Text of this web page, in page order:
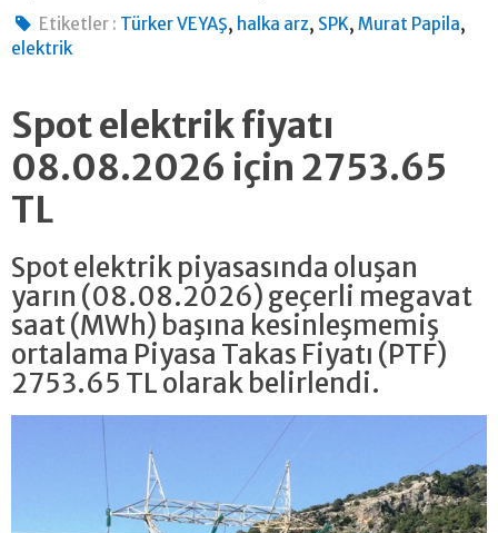
Etiketler : Türker VEYAŞ, halka arz, SPK,Murat Papila,
elektrik
Spot elektrik fiyatı
08.08.2026 için 2753.65
TL
Spot elektrik piyasasında oluşan
yarın (08.08.2026) geçerli megavat
saat (MWh) başına kesinleşmemiş
ortalama Piyasa Takas Fiyatı (PTF)
2753.65 TL olarak belirlendi.